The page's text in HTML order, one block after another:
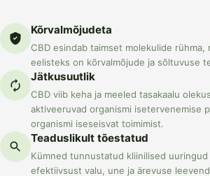
Kõrvalmõjudeta
CBD esindab taimset molekulide rühma,
eelisteks on kõrvalmõjude ja sõltuvuse
Jätkusuutlik
CBD viib keha ja meeled tasakaalu
aktiveeruvad organismi isetervenemise
organismi iseseisvat toimimist.
Teaduslikult tõestatud
Kümned tunnustatud kliinilised uuringud
efektiivsust valu, une ja ärevuse